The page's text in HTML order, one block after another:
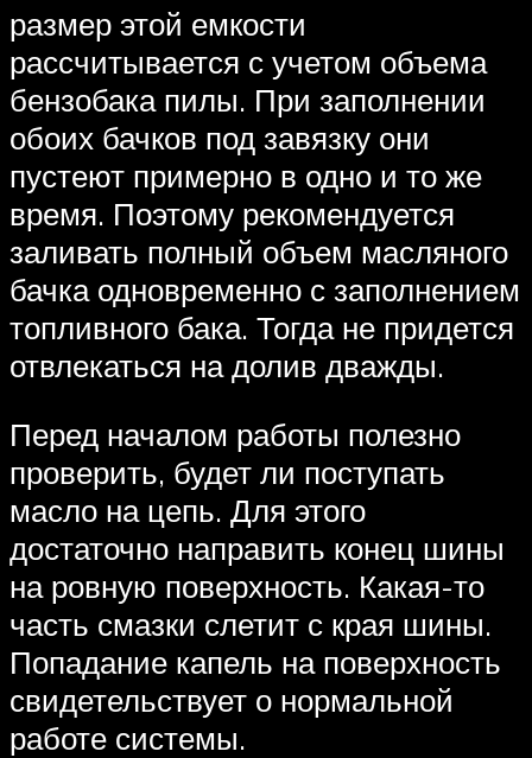
размер этой емкости
рассчитывается с учетом объема
бензобака пилы. При заполнении
обоих бачков под завязку они
пустеют примерно в одно и то же
время. Поэтому рекомендуется
заливать полный объем масляного
бачка одновременно с заполнением
топливного бака. Тогда не придется
отвлекаться на долив дважды.
Перед началом работы полезно
проверить, будет ли поступать
масло на цепь. Для этого
достаточно направить конец шины
на ровную поверхность. Какая-то
часть смазки слетит с края шины.
Попадание капель на поверхность
свидетельствует о нормальной
работе системы.